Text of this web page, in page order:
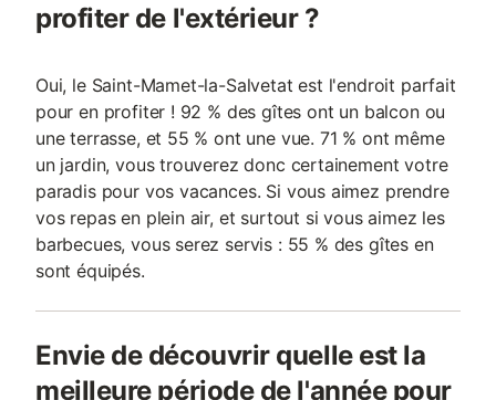
profiter de l'extérieur ?
Oui, le Saint-Mamet-la-Salvetat est l'endroit parfait
pour en profiter ! 92 % des gîtes ont un balcon ou
une terrasse, et 55 % ont une vue. 71 % ont même
un jardin, vous trouverez donc certainement votre
paradis pour vos vacances. Si vous aimez prendre
vos repas en plein air, et surtout si vous aimez les
barbecues, vous serez servis : 55 % des gîtes en
sont équipés.
Envie de découvrir quelle est la
meilleure période de l'année pour